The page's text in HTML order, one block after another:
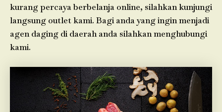
kurang percaya berbelanja online, silahkan kunjungi
langsung outlet kami. Bagi anda yang ingin menjadi
agen daging di daerah anda silahkan menghubungi
kami.